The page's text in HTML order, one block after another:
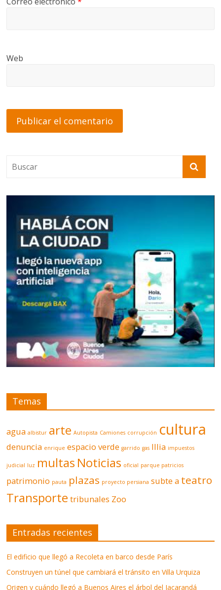
Web
Temas
agua albistur arte Autopista Camiones corrupción cultura
denuncia enrique espacio verde garrido gas Illia impuestos
judicial luz multas Noticias oficial parque patricios
patrimonio pauta plazas proyecto persiana subte a teatro
Transporte tribunales Zoo
Entradas recientes
El edificio que llegó a Recoleta en barco desde París
Construyen un túnel que cambiará el tránsito en Villa Urquiza
Origen y cuándo llegó a Buenos Aires el árbol del Jacarandá